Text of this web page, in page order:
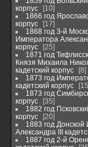
корпус
10
1866 год
корпус
17
1868 год 3-й
Императора
корпус
25
1871 год
Князя Михаила
кадетский корпус
8
1873 год
кадетский корпус
15
1873 год
корпус
35
1882 год
корпус
20
1883 год
Александра III
1887 год 2-й